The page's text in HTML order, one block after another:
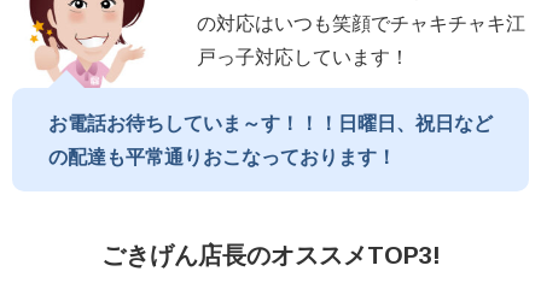
の対応はいつも笑顔でチャキチャキ江
戸っ子対応しています！
お電話お待ちしていま～す！！！日曜日、祝日など
の配達も平常通りおこなっております！
ごきげん店長のオススメTOP3!